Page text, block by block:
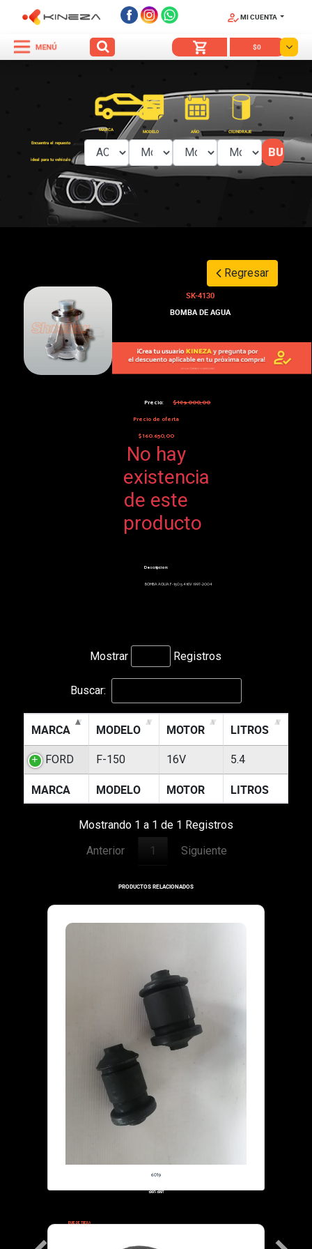
MI CUENTA
$0
Encuentra el repuesto
ideal para tu vehículo
MARCA MODELO AÑO CILINDRAJE
Regresar
SK-4130
BOMBA DE AGUA
Precio:
$189.000,00
Precio de oferta
$160.650,00
No hay
existencia
de este
producto
Descripcion:
BOMBA AGUA F-150 5.4 16V 1997-2004
Mostrar Registros
Buscar:
MARCA MODELO MOTOR LITROS
FORD F-150 16V 5.4
MARCA MODELO MOTOR LITROS
Mostrando 1 a 1 de 1 Registros
Anterior
1 Siguiente
PRODUCTOS RELACIONADOS
POLEA DE TENSOR
FORD F-150: AUTOS
Especificaciones: